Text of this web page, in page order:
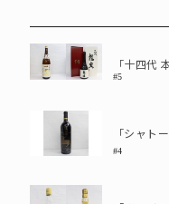
「十四代
#5
#4